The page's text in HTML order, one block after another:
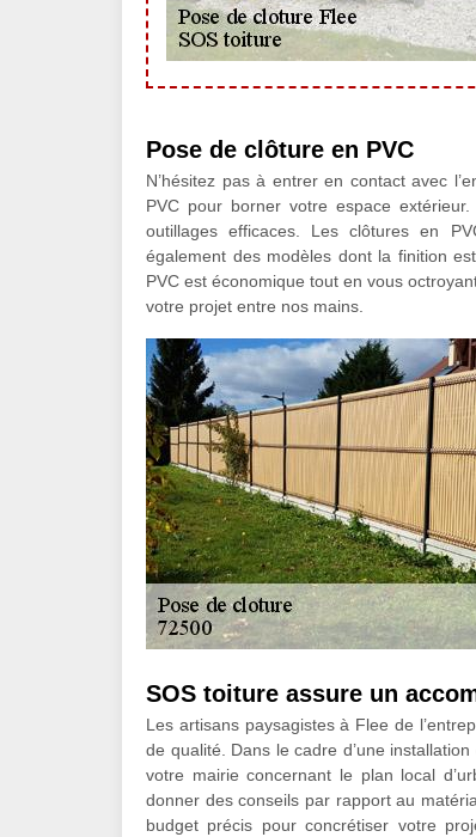
Pose de clôture en PVC
N’hésitez pas à entrer en contact avec
PVC pour borner votre espace
outillages efficaces. Les clôtures en
également des modèles dont la finition
PVC est économique tout en vous
votre projet entre nos mains.
SOS toiture assure un
Les artisans paysagistes à Flee de
de qualité. Dans le cadre d’une
votre mairie concernant le plan local
donner des conseils par rapport au
budget précis pour concrétiser votre